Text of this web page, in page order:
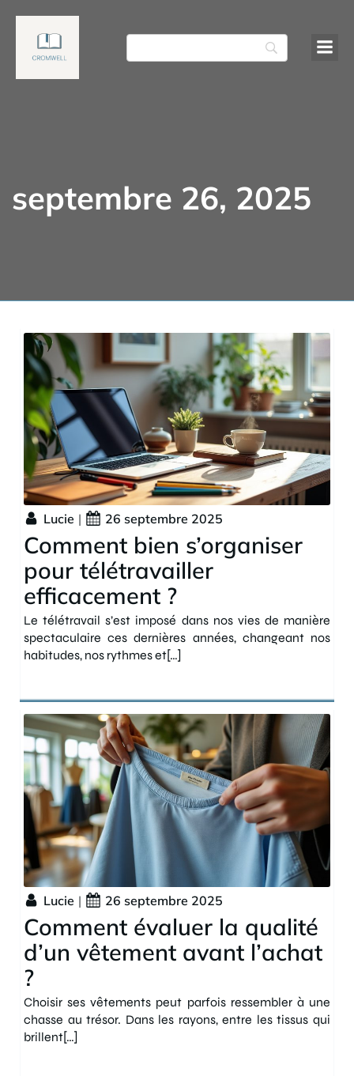
septembre 26, 2025
Lucie | 26 septembre 2025
Comment bien s’organiser
pour télétravailler
efficacement ?
Le télétravail s’est imposé dans nos vies de manière
spectaculaire ces dernières années, changeant nos
habitudes, nos rythmes et[…]
Lucie | 26 septembre 2025
Comment évaluer la qualité
d’un vêtement avant l’achat
?
Choisir ses vêtements peut parfois ressembler à une
chasse au trésor. Dans les rayons, entre les tissus qui
brillent[…]